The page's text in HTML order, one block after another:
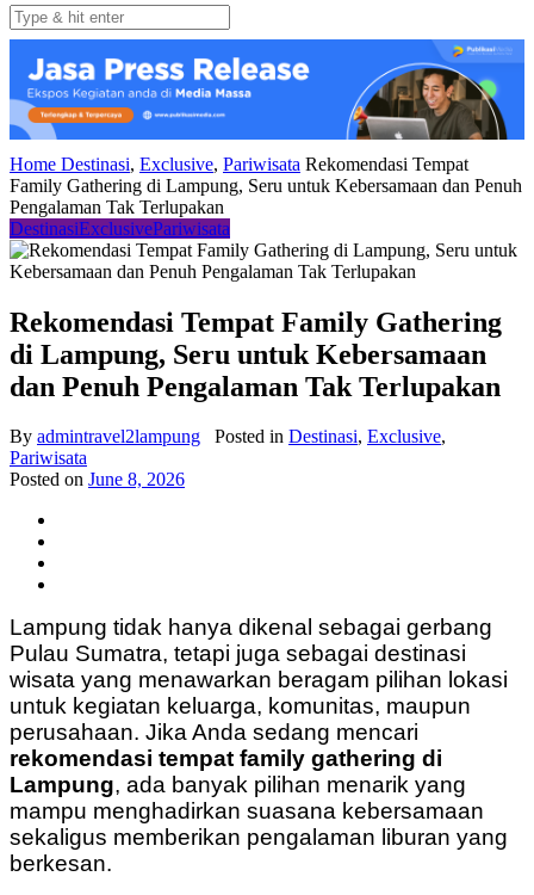
Home Destinasi, Exclusive, Pariwisata Rekomendasi Tempat
Family Gathering di Lampung, Seru untuk Kebersamaan dan Penuh
Pengalaman Tak Terlupakan
DestinasiExclusivePariwisata
Rekomendasi Tempat Family Gathering
di Lampung, Seru untuk Kebersamaan
dan Penuh Pengalaman Tak Terlupakan
By admintravel2lampung Posted in Destinasi, Exclusive,
Pariwisata
Posted on June 8, 2026
Lampung tidak hanya dikenal sebagai gerbang
Pulau Sumatra, tetapi juga sebagai destinasi
wisata yang menawarkan beragam pilihan lokasi
untuk kegiatan keluarga, komunitas, maupun
perusahaan. Jika Anda sedang mencari
rekomendasi tempat family gathering di
Lampung, ada banyak pilihan menarik yang
mampu menghadirkan suasana kebersamaan
sekaligus memberikan pengalaman liburan yang
berkesan.